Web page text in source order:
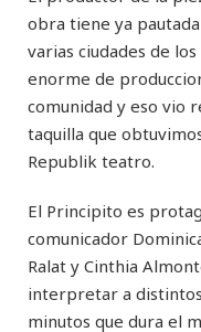
obra tiene ya
varias ciudades de
enorme de
comunidad y eso vio
taquilla que
Republik teatro.
El Principito es
comunicador
Ralat y Cinthia
interpretar a
minutos que dura el